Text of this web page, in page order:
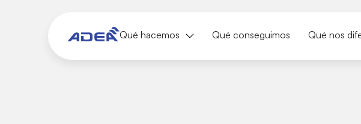
Qué hacemos Qué conseguimos Qué nos